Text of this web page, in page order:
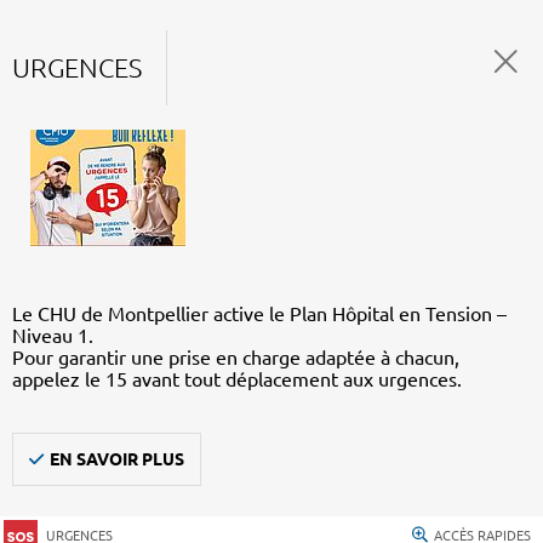
URGENCES
Le CHU de Montpellier active le Plan Hôpital en Tension –
Niveau 1.
Pour garantir une prise en charge adaptée à chacun,
appelez le 15 avant tout déplacement aux urgences.
EN SAVOIR PLUS
URGENCES ACCÈS RAPIDES